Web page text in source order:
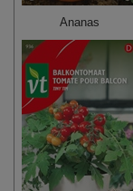
Ananas